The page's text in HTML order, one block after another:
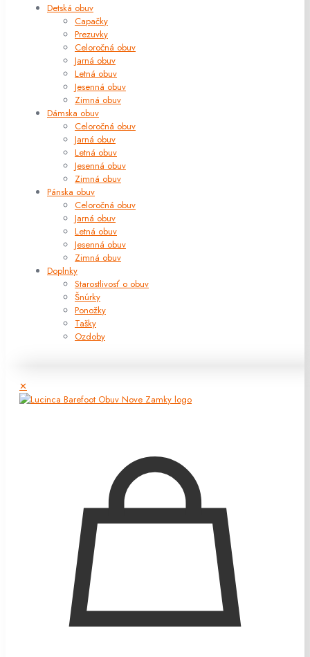
Detská obuv
Capačky
Prezuvky
Celoročná obuv
Jarná obuv
Letná obuv
Jesenná obuv
Zimná obuv
Dámska obuv
Celoročná obuv
Jarná obuv
Letná obuv
Jesenná obuv
Zimná obuv
Pánska obuv
Celoročná obuv
Jarná obuv
Letná obuv
Jesenná obuv
Zimná obuv
Doplnky
Starostlivosť o obuv
Šnúrky
Ponožky
Tašky
Ozdoby
✕